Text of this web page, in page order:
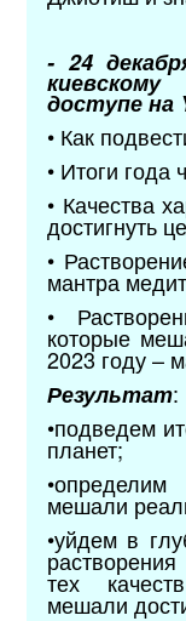
- 24
доступе на
• Как
• Итоги года
• Качества
достигнуть
•
мантра
•
которые
2023 году –
Результат:
•подведем
планет;
мешали
•уйдем в
тех
мешали